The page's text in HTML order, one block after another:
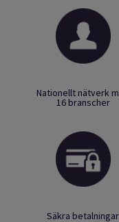
Nationellt nätverk
16 branscher
Säkra betalningar